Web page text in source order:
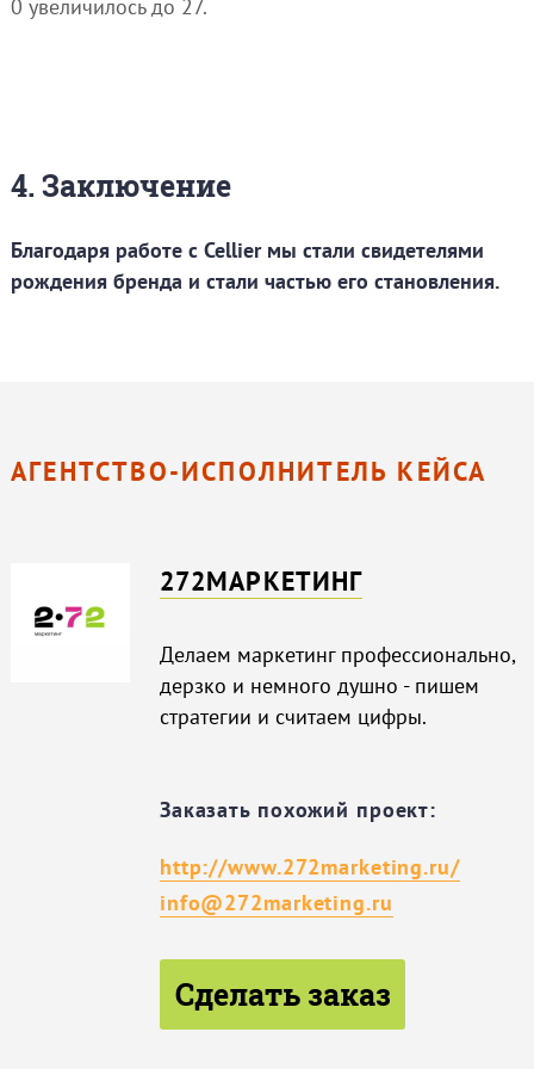
0 увеличилось до 27.
4. Заключение
Благодаря работе с Cellier мы стали свидетелями
рождения бренда и стали частью его становления.
АГЕНТСТВО-ИСПОЛНИТЕЛЬ КЕЙСА
272МАРКЕТИНГ
Делаем маркетинг профессионально,
дерзко и немного душно - пишем
стратегии и считаем цифры.
Заказать похожий проект:
http://www.272marketing.ru/
info@272marketing.ru
Сделать заказ